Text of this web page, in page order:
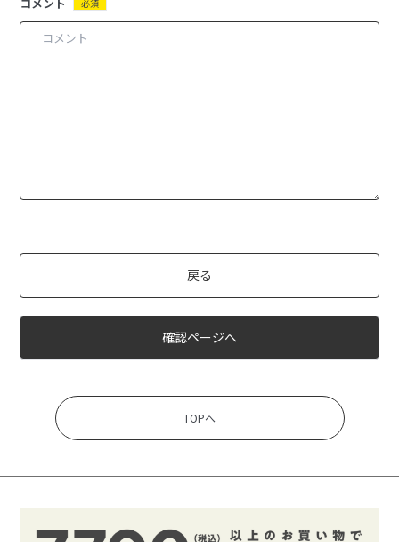
必須
戻る
確認ページへ
TOPへ